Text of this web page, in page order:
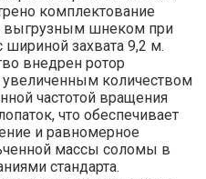
комплектование
выгрузным шнеком при
шириной захвата 9,2 м.
внедрен ротор
количеством
частотой вращения
что обеспечивает
и равномерное
массы соломы в
стандарта.